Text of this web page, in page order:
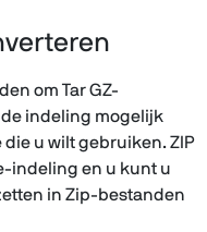
om Tar GZ-
indeling mogelijk
u wilt gebruiken. ZIP
indeling en u kunt u
in Zip-bestanden